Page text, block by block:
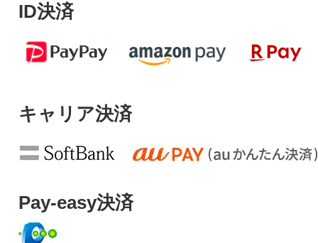
ID決済
キャリア決済
Pay-easy決済